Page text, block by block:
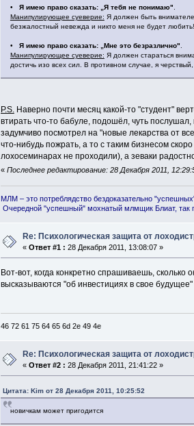
• Я имею право сказать: „Я тебя не понимаю".
Манипулирующее суеверие: Я должен быть
безжалостный невежда и никто меня не будет любить!
• Я имею право сказать: „Мне это безразлично".
Манипулирующее суеверие: Я должен стараться
достичь изо всех сил. В противном случае, я
P.S.Наверно почти месяц какой-то "студент"
втирать что-то бабуле, подошёл, чуть
задумчиво посмотрел на "новые лекарства от
что-нибудь пожрать, а то с таким бизнесом
лохосеминарах не проходили), а зеваки
« Последнее редактирование: 28 Декабря 2011,
МЛМ – это потреблядство бездоказательно
Очередной "успешный" мохнатый млмщик Блиат, так
Re: Психологическая защита от
«Ответ #1 : 28 Декабря 2011, 13:08:07 »
Вот-вот, когда конкретно спрашиваешь,
высказываются "об инвестициях в свое
46 72 61 75 64 65 6d 2e 49 4e
Re: Психологическая защита от
«Ответ #2 : 28 Декабря 2011, 21:41:22 »
Цитата: Kim от 28 Декабря 2011, 10:25:52
новичкам может пригодится